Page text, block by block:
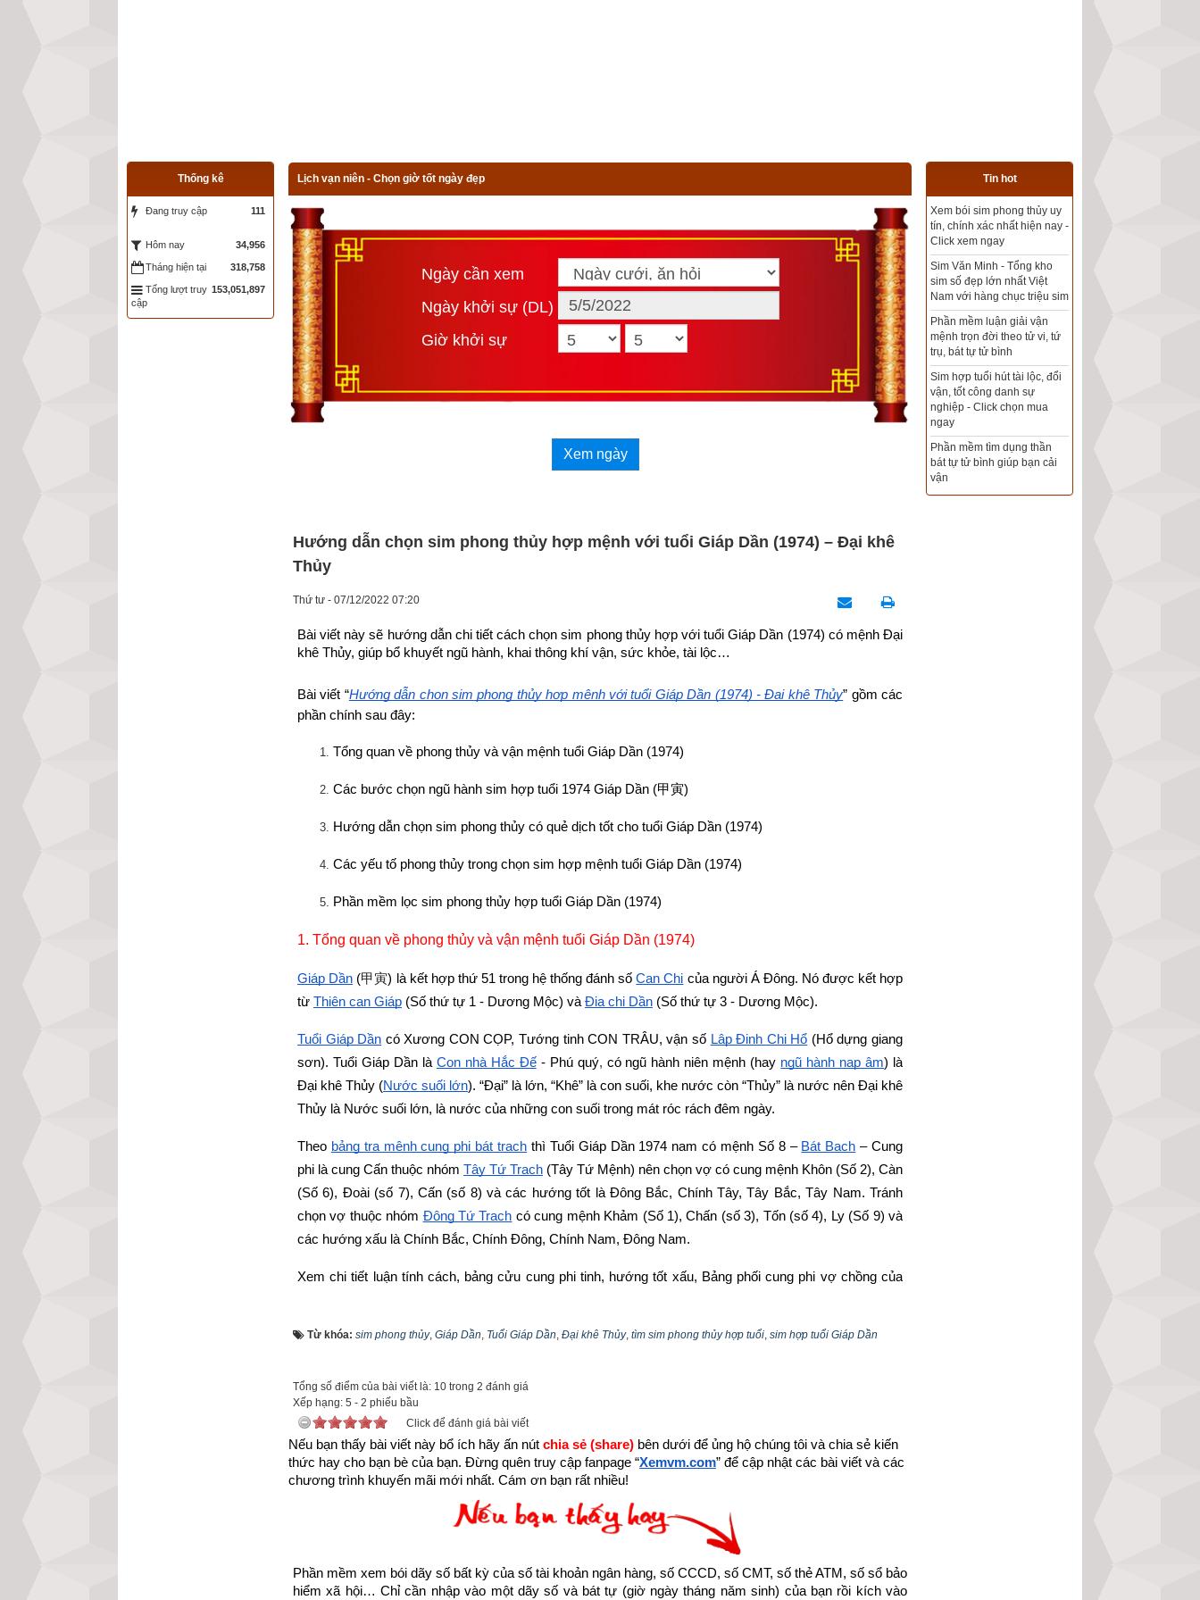
Lịch vạn niên - Chọn giờ tốt ngày đẹp
Ngày cần xem
Ngày khởi sự (DL)
Giờ khởi sự
Xem ngày
Hướng dẫn chọn sim phong thủy hợp mệnh với tuổi Giáp Dần (1974) – Đại khê
Thủy
Thứ tư - 07/12/2022 07:20
Bài viết này sẽ hướng dẫn chi tiết cách chọn sim phong thủy hợp với tuổi Giáp Dần (1974) có mệnh Đại
khê Thủy, giúp bổ khuyết ngũ hành, khai thông khí vận, sức khỏe, tài lộc…
Bài viết “Hướng dẫn chọn sim phong thủy hợp mệnh với tuổi Giáp Dần (1974) - Đại khê Thủy” gồm các
phần chính sau đây:
Tổng quan về phong thủy và vận mệnh tuổi Giáp Dần (1974)
Các bước chọn ngũ hành sim hợp tuổi 1974 Giáp Dần (甲寅)
Hướng dẫn chọn sim phong thủy có quẻ dịch tốt cho tuổi Giáp Dần (1974)
Các yếu tố phong thủy trong chọn sim hợp mệnh tuổi Giáp Dần (1974)
Phần mềm lọc sim phong thủy hợp tuổi Giáp Dần (1974)
1. Tổng quan về phong thủy và vận mệnh tuổi Giáp Dần (1974)
Giáp Dần (甲寅) là kết hợp thứ 51 trong hệ thống đánh số Can Chi của người Á Đông. Nó được kết hợp
từ Thiên can Giáp (Số thứ tự 1 - Dương Mộc) và Địa chi Dần (Số thứ tự 3 - Dương Mộc).
Tuổi Giáp Dần có Xương CON CỌP, Tướng tinh CON TRÂU, vận số Lập Định Chi Hổ (Hổ dựng giang
sơn). Tuổi Giáp Dần là Con nhà Hắc Ðế - Phú quý, có ngũ hành niên mệnh (hay ngũ hành nạp âm) là
Đại khê Thủy (Nước suối lớn). “Đại” là lớn, “Khê” là con suối, khe nước còn “Thủy” là nước nên Đại khê
Thủy là Nước suối lớn, là nước của những con suối trong mát róc rách đêm ngày.
Theo bảng tra mệnh cung phi bát trạch thì Tuổi Giáp Dần 1974 nam có mệnh Số 8 – Bát Bạch – Cung
phi là cung Cấn thuộc nhóm Tây Tứ Trạch (Tây Tứ Mệnh) nên chọn vợ có cung mệnh Khôn (Số 2), Càn
(Số 6), Đoài (số 7), Cấn (số 8) và các hướng tốt là Đông Bắc, Chính Tây, Tây Bắc, Tây Nam. Tránh
chọn vợ thuộc nhóm Đông Tứ Trạch có cung mệnh Khảm (Số 1), Chấn (số 3), Tốn (số 4), Ly (Số 9) và
các hướng xấu là Chính Bắc, Chính Đông, Chính Nam, Đông Nam.
Xem chi tiết luận tính cách, bảng cửu cung phi tinh, hướng tốt xấu, Bảng phối cung phi vợ chồng của
Từ khóa: sim phong thủy, Giáp Dần, Tuổi Giáp Dần, Đại khê Thủy, tìm sim phong thủy hợp tuổi, sim hợp tuổi Giáp Dần
Tổng số điểm của bài viết là: 10 trong 2 đánh giá
Xếp hạng: 5 - 2 phiếu bầu
Click để đánh giá bài viết
Nếu bạn thấy bài viết này bổ ích hãy ấn nút chia sẻ (share) bên dưới để ủng hộ chúng tôi và chia sẻ kiến
thức hay cho bạn bè của bạn. Đừng quên truy cập fanpage “Xemvm.com” để cập nhật các bài viết và các
chương trình khuyến mãi mới nhất. Cám ơn bạn rất nhiều!
Phần mềm xem bói dãy số bất kỳ của số tài khoản ngân hàng, số CCCD, số CMT, số thẻ ATM, số sổ bảo
hiểm xã hội… Chỉ cần nhập vào một dãy số và bát tự (giờ ngày tháng năm sinh) của bạn rồi kích vào
Tin hot
Tổng kho sim phong thủy -
Sim hợp tuổi - Sim hợp
Xem bói sim phong thủy
theo khoa học tử vi, tứ trụ
chính xác nhất
Mua sim Thần tài, Thần tài
theo bạn! Giao sim miễn phí
Xem ngày đẹp - chọn ngày
tốt khởi sự theo kinh dịch
chính xác nhất
Tổng Kho Sim Năm sinh 0x -
9x - 8x -7x -6x giá rẻ nhất thị
trường - Click xem ngay
Thống kê
Đang truy cập 111
Hôm nay 34,956
Tháng hiện tại 318,758
Tổng lượt truy
cập
153,051,897